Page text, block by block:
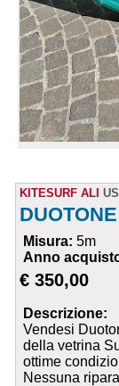
KITESURF ALI
Misura: 5m
Anno
€ 350,00
Descrizione:
Vendesi
della vetrina
ottime
Nessuna